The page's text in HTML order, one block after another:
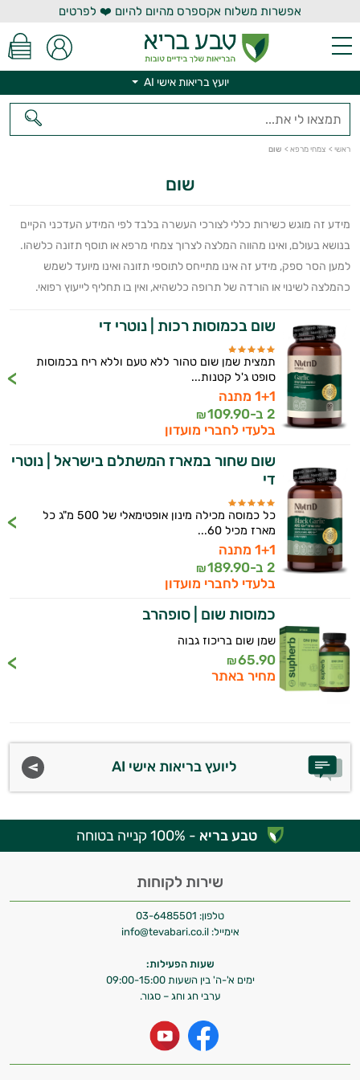
אפשרות משלוח אקספרס מהיום להיום ❤️ לפרטים
יועץ בריאות אישי AI
ראשי > צמחי מרפא > שום
אוניה דה גאטו
אסטרגלוס
ג'ינסנג קוריאני
שום
מידע זה מוגש כשירות כללי לצורכי העשרה בלבד לפי המידע העדכני הקיים
בנושא בעולם, ואינו מהווה המלצה לצרוך צמחי מרפא או תוסף תזונה כלשהו.
למען הסר ספק, מידע זה אינו מתייחס לתוספי תזונה ואינו מיועד לשמש
כהמלצה לשינוי או הורדה של תרופה כלשהיא, ואין בו תחליף לייעוץ רפואי.
שום בכמוסות רכות | נוטרי די
תמצית שמן שום טהור ללא טעם וללא ריח בכמוסות
סופט ג'ל קטנות...
1+1 מתנה
2 ב-
109.90
₪
בלעדי לחברי מועדון
שום שחור במארז המשתלם בישראל | נוטרי
די
כל כמוסה מכילה מינון אופטימאלי של 500 מ"ג כל
מארז מכיל 60...
1+1 מתנה
2 ב-
189.90
₪
בלעדי לחברי מועדון
כמוסות שום | סופהרב
שמן שום בריכוז גבוה
65.90
₪
מחיר באתר
ליועץ בריאות אישי AI
טבע בריא - 100% קנייה בטוחה
שירות לקוחות
טלפון: 03-6485501
אימייל: info@tevabari.co.il
שעות הפעילות:
ימים א'-ה' בין השעות 09:00-15:00
ערבי חג וחג – סגור.
יועץ בריאות אישי AI
היי,
אני יועץ הבריאות האישי AI של טבע בריא.
התשובות שלי מבוססות על מאגרי מידע קליניים
וספרות מקצועית בתחומי הרפואה הטבעית
ותזונת הספורט.
אני כאן כדי לעזור לך להתאים את תוספי
התזונה ומוצרי הבריאות המדויקים למטרות
יום וגם בתחום הכושר והספורט.
זה הזמן להתחיל. איך אוכל לעזור?